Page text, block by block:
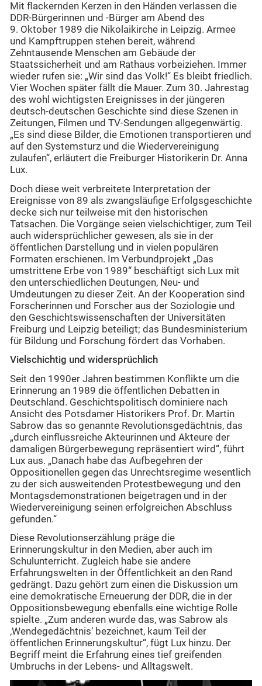
Mit flackernden Kerzen in den Händen verlassen die
DDR-Bürgerinnen und -Bürger am Abend des
9. Oktober 1989 die Nikolaikirche in Leipzig. Armee
und Kampftruppen stehen bereit, während
Zehntausende Menschen am Gebäude der
Staatssicherheit und am Rathaus vorbeiziehen. Immer
wieder rufen sie: „Wir sind das Volk!“ Es bleibt friedlich.
Vier Wochen später fällt die Mauer. Zum 30. Jahrestag
des wohl wichtigsten Ereignisses in der jüngeren
deutsch-deutschen Geschichte sind diese Szenen in
Zeitungen, Filmen und TV-Sendungen allgegenwärtig.
„Es sind diese Bilder, die Emotionen transportieren und
auf den Systemsturz und die Wiedervereinigung
zulaufen“, erläutert die Freiburger Historikerin Dr. Anna
Lux.
Doch diese weit verbreitete Interpretation der
Ereignisse von 89 als zwangsläufige Erfolgsgeschichte
decke sich nur teilweise mit den historischen
Tatsachen. Die Vorgänge seien vielschichtiger, zum Teil
auch widersprüchlicher gewesen, als sie in der
öffentlichen Darstellung und in vielen populären
Formaten erschienen. Im Verbundprojekt „Das
umstrittene Erbe von 1989“ beschäftigt sich Lux mit
den unterschiedlichen Deutungen, Neu- und
Umdeutungen zu dieser Zeit. An der Kooperation sind
Forscherinnen und Forscher aus der Soziologie und
den Geschichtswissenschaften der Universitäten
Freiburg und Leipzig beteiligt; das Bundesministerium
für Bildung und Forschung fördert das Vorhaben.
Vielschichtig und widersprüchlich
Seit den 1990er Jahren bestimmen Konflikte um die
Erinnerung an 1989 die öffentlichen Debatten in
Deutschland. Geschichtspolitisch dominiere nach
Ansicht des Potsdamer Historikers Prof. Dr. Martin
Sabrow das so genannte Revolutionsgedächtnis, das
„durch einflussreiche Akteurinnen und Akteure der
damaligen Bürgerbewegung repräsentiert wird“, führt
Lux aus. „Danach habe das Aufbegehren der
Oppositionellen gegen das Unrechtsregime wesentlich
zu der sich ausweitenden Protestbewegung und den
Montagsdemonstrationen beigetragen und in der
Wiedervereinigung seinen erfolgreichen Abschluss
gefunden.“
Diese Revolutionserzählung präge die
Erinnerungskultur in den Medien, aber auch im
Schulunterricht. Zugleich habe sie andere
Erfahrungswelten in der Öffentlichkeit an den Rand
gedrängt. Dazu gehört zum einen die Diskussion um
eine demokratische Erneuerung der DDR, die in der
Oppositionsbewegung ebenfalls eine wichtige Rolle
spielte. „Zum anderen wurde das, was Sabrow als
‚Wendegedächtnis‘ bezeichnet, kaum Teil der
öffentlichen Erinnerungskultur“, fügt Lux hinzu. Der
Begriff meint die Erfahrung eines tief greifenden
Umbruchs in der Lebens- und Alltagswelt.